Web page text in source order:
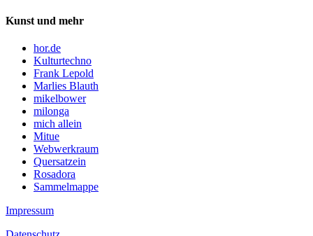
Kunst und mehr
hor.de
Kulturtechno
Frank Lepold
Marlies Blauth
mikelbower
milonga
mich allein
Mitue
Webwerkraum
Quersatzein
Rosadora
Sammelmappe
Impressum